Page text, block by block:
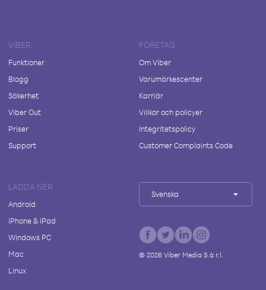
VIBER
Funktioner
Blogg
Säkerhet
Viber Out
Priser
Support
FÖRETAG
Om Viber
Varumärkescenter
Karriär
Villkor och policyer
Integritetspolicy
Customer Complaints Code
LADDA NER
Android
iPhone & iPad
Windows PC
Mac
Linux
Svenska
© 2026Viber Media S.à r.l.